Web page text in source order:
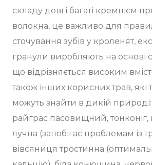
складу довгі багаті кремнієм
волокна, це важливо для
сточування зубів у кроленят,
гранули виробляють на основі
що відрізняється високим
також інших корисних трав, які
можуть знайти в дикій природі:
райграс пасовищний, тонконіг,
лучна (запобігає проблемам із
вівсяниця тростинна